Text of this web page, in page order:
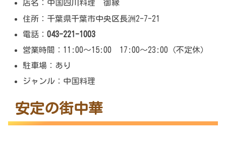
店名：中国四川料理 御縁
住所：千葉県千葉市中央区長洲2-7-21
電話：043-221-1003
営業時間：11:00～15:00 17:00～23:00（不定休）
駐車場：あり
ジャンル：中国料理
安定の街中華